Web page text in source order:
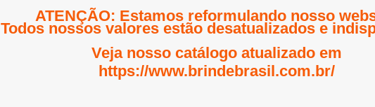
ATENÇÃO: Estamos reformulando nosso
Todos nossos valores estão desatualizados e
Veja nosso catálogo atualizado em
https://www.brindebrasil.com.br/